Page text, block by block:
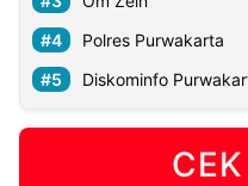
Polres Purwakarta
Diskominfo